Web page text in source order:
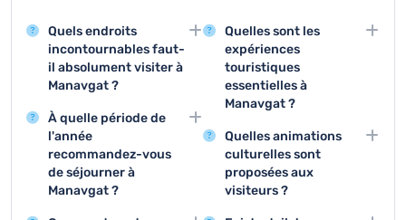
Quels endroits
incontournables faut-
il absolument visiter à
Manavgat ?
Manavgat offre des
sites remarquables
comme la cascade de
Manavgat, le marché
local et le temple
d'Apollon à Side. Ces
À quelle période de
l'année
recommandez-vous
de séjourner à
Manavgat ?
La période idéale pour
Quelles sont les
expériences
touristiques
essentielles à
Manavgat ?
Les trois activités
principales sont la visite
de la cascade,
l'exploration du marché
Quelles animations
culturelles sont
proposées aux
visiteurs ?
Manavgat offre des